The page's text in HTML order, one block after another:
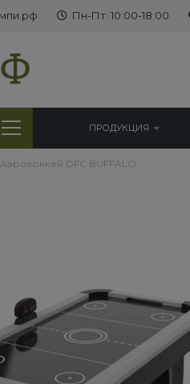
Пн-Пт: 10:00-18:00
ПРОДУКЦИЯ
Аэрохоккей DFC BUFFALO